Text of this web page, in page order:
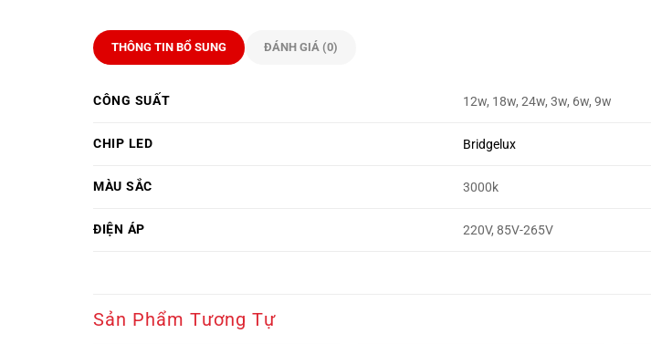
THÔNG TIN BỔ SUNG ĐÁNH GIÁ (0)
CÔNG SUẤT 12w, 18w, 24w, 3w, 6w, 9w
CHIP LED Bridgelux
MÀU SẮC 3000k
ĐIỆN ÁP 220V, 85V-265V
Sản Phẩm Tương Tự